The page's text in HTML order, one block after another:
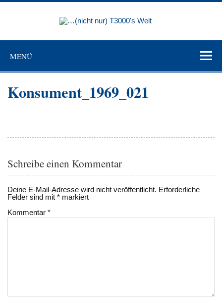
Skip
nur)
T3000's
Welt
zu sein"(Johann Wolfgang von Goethe)
MENÜ
Konsument_1969_021
Schreibe einen Kommentar
Deine E-Mail-Adresse wird nicht veröffentlicht. Erforderliche
Felder sind mit* markiert
Kommentar*